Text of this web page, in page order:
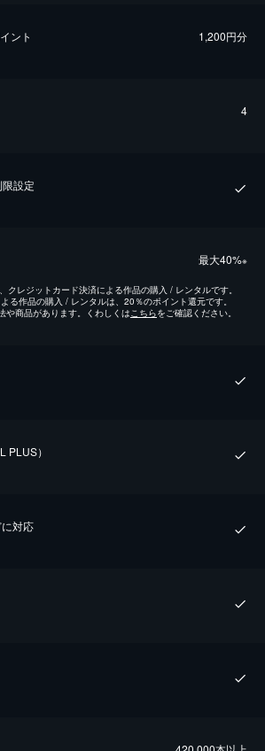
ント 1,200円分
4
設定
最⼤40%※
クレジットカード決済による作品の購入 / レンタルです。
る作品の購入 / レンタルは、20％のポイント還元です。
や商品があります。くわしくはこちらをご確認ください。
PLUS）
対応